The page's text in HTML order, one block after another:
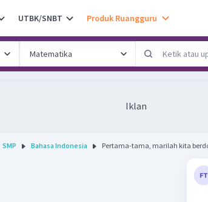
UTBK/SNBT Produk Ruangguru
Iklan
SMP Bahasa Indonesia Pertama-tama, marilah kita